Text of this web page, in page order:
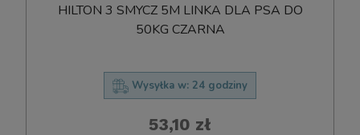
HILTON 3 SMYCZ 5M LINKA DLA PSA DO
50KG CZARNA
Wysyłka w: 24 godziny
53,10 zł